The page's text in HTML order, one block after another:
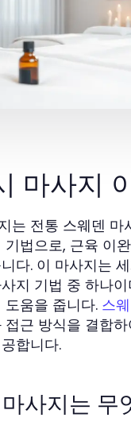
마사지
는 전통 스웨덴 마
법으로, 근육 이
다. 이 마사지는
지 기법 중 하나
움을 줍니다. 스
접근 방식을 결합
합니다.
사지는 무